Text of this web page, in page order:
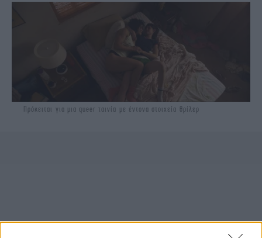
Πρόκειται για μια queer ταινία με έντονα στοιχεία θρίλερ